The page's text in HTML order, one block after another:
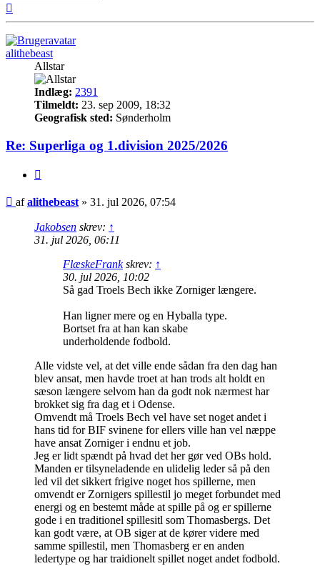
alithebeast
Allstar
Indlæg: 2391
Tilmeldt: 23. sep 2009, 18:32
Geografisk sted: Sønderholm
Re: Superliga og 1.division 2025/2026
Indlæg
afalithebeast» 31. jul 2026, 07:54
Jakobsen skrev: ↑
31. jul 2026, 06:11
FlæskeFrankskrev: ↑
30. jul 2026, 10:02
Så gad Troels Bech ikke Zorniger længere.
Han ligner mere og en Hyballa type.
Bortset fra at han kan skabe
underholdende fodbold.
Alle vidste vel, at det ville ende sådan fra den dag han
blev ansat, men havde troet at han trods alt holdt en
sæson længere selvom han da godt nok nærmest har
brokket sig fra dag et i Odense.
Omvendt må Troels Bech vel have set noget andet i
hans tid for BIF svinene for ellers ville han vel næppe
have ansat Zorniger i endnu et job.
Jeg er lidt spændt på hvad det her gør ved OBs hold.
Manden er tilsyneladende en ulidelig leder så på den
led vil det sikkert frigive noget hos spillerne, men
omvendt er Zornigers spillestil jo meget forbundet med
energi og en bestemt måde at spille på og er spillerne
gode i en traditionel spillesitl som Thomasbergs. Det
kan godt være, at OB siger at de kører videre med
samme spillestil, men Thomasberg er en anden
ledertype og har traidionelt spillet noget andet fodbold.